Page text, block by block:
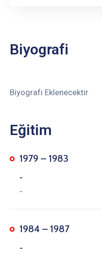
Biyografi
Biyografi Eklenecektir
Eğitim
1979 – 1983
-
-
1984 – 1987
-